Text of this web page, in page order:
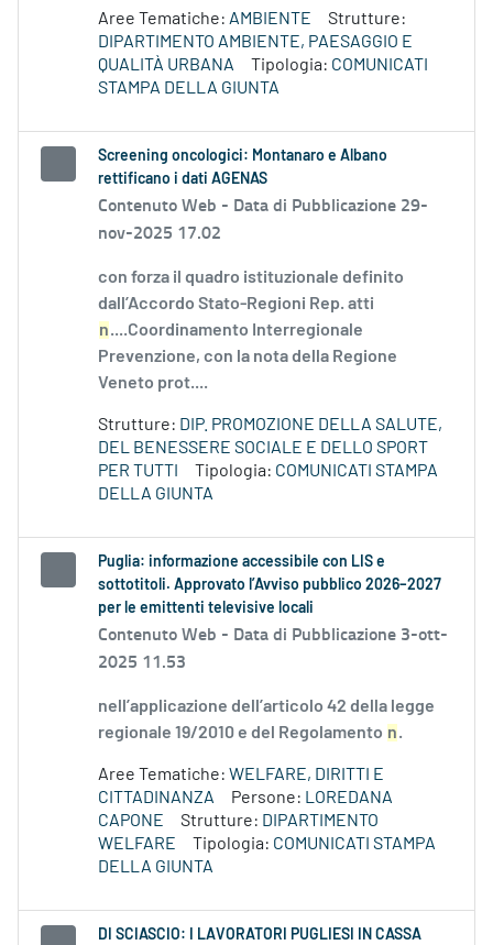
Aree Tematiche: AMBIENTE
Strutture:
DIPARTIMENTO AMBIENTE, PAESAGGIO E
QUALITÀ URBANA
Tipologia: COMUNICATI
STAMPA DELLA GIUNTA
Screening oncologici: Montanaro e Albano
rettificano i dati AGENAS
Contenuto Web - Data di Pubblicazione 29-
nov-2025 17.02
con forza il quadro istituzionale definito
dall’Accordo Stato-Regioni Rep. atti
n....Coordinamento Interregionale
Prevenzione, con la nota della Regione
Veneto prot....
Strutture: DIP. PROMOZIONE DELLA SALUTE,
DEL BENESSERE SOCIALE E DELLO SPORT
PER TUTTI
Tipologia: COMUNICATI STAMPA
DELLA GIUNTA
Puglia: informazione accessibile con LIS e
sottotitoli. Approvato l’Avviso pubblico 2026–2027
per le emittenti televisive locali
Contenuto Web - Data di Pubblicazione 3-ott-
2025 11.53
nell’applicazione dell’articolo 42 della legge
regionale 19/2010 e del Regolamento n.
Aree Tematiche: WELFARE, DIRITTI E
CITTADINANZA
Persone: LOREDANA
CAPONE
Strutture: DIPARTIMENTO
WELFARE
Tipologia: COMUNICATI STAMPA
DELLA GIUNTA
DI SCIASCIO: I LAVORATORI PUGLIESI IN CASSA